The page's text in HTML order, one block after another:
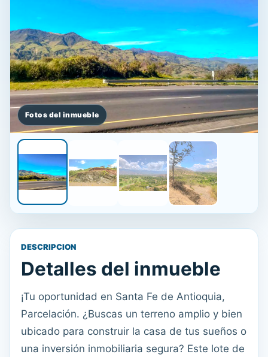
DESCRIPCION
Detalles del inmueble
¡Tu oportunidad en Santa Fe de Antioquia,
Parcelación. ¿Buscas un terreno amplio y bien
ubicado para construir la casa de tus sueños o
una inversión inmobiliaria segura? Este lote de